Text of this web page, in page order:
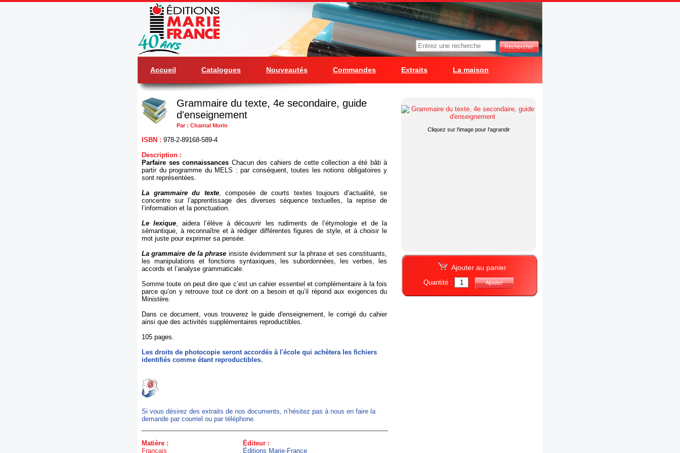
Rechercher
Accueil Catalogues Nouveautés Commandes Extraits La maison
Grammaire du texte, 4e secondaire, guide
d'enseignement
Par : Chantal Morin
ISBN : 978-2-89168-589-4
Description :
Parfaire ses connaissances Chacun des cahiers de cette collection a été bâti à
partir du programme du MELS : par conséquent, toutes les notions obligatoires y
sont représentées.
La grammaire du texte, composée de courts textes toujours d’actualité, se
concentre sur l’apprentissage des diverses séquence textuelles, la reprise de
l’information et la ponctuation.
Le lexique, aidera l’élève à découvrir les rudiments de l’étymologie et de la
sémantique, à reconnaître et à rédiger différentes figures de style, et à choisir le
mot juste pour exprimer sa pensée.
La grammaire de la phrase insiste évidemment sur la phrase et ses constituants,
les manipulations et fonctions syntaxiques, les subordonnées, les verbes, les
accords et l’analyse grammaticale.
Somme toute on peut dire que c’est un cahier essentiel et complémentaire à la fois
parce qu’on y retrouve tout ce dont on a besoin et qu’il répond aux exigences du
Ministère.
Dans ce document, vous trouverez le guide d'enseignement, le corrigé du cahier
ainsi que des activités supplémentaires reproductibles.
105 pages.
Les droits de photocopie seront accordés à l'école qui achètera les fichiers
identifiés comme étant reproductibles.
Si vous désirez des extraits de nos documents, n’hésitez pas à nous en faire la
demande par courriel ou par téléphone.
Matière :
Français
Éditeur :
Éditions Marie-France
Cliquez sur l'image pour l'agrandir
Ajouter au panier
Quantité : Ajouter